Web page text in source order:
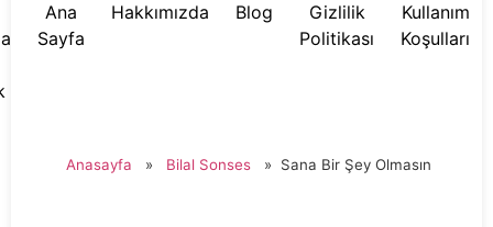
Ana
Sayfa
Hakkımızda Blog
Gizlilik
Politikası
Kullanım
Koşulları
Anasayfa » Bilal Sonses » Sana Bir Şey Olmasın